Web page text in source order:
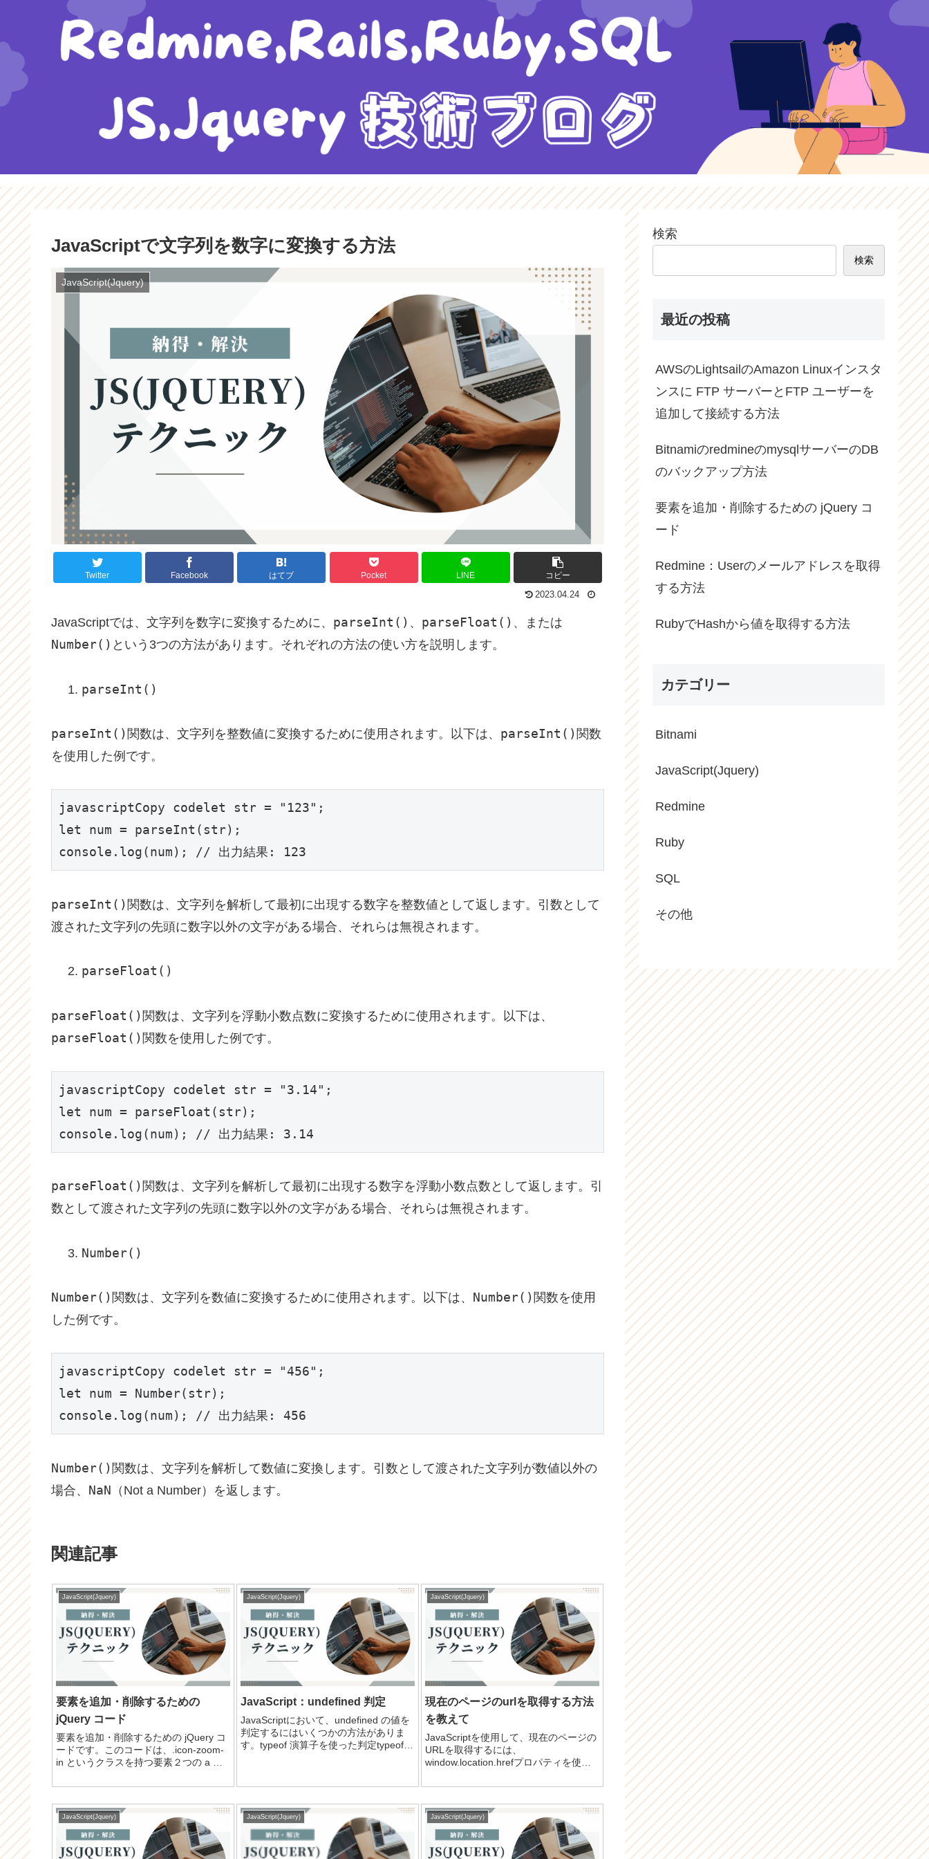
JavaScriptで文字列を数字に変換する方法
JavaScript(Jquery)
Twitter Facebook はてブ Pocket LINE コピー
2023.04.24
JavaScriptでは、文字列を数字に変換するために、 parseInt() 、 parseFloat() 、または
Number() という3つの方法があります。それぞれの方法の使い方を説明します。
parseInt()
parseInt() 関数は、文字列を整数値に変換するために使用されます。以下は、 parseInt() 関数
を使用した例です。
javascriptCopy codelet str = "123";
let num = parseInt(str);
console.log(num); // 出力結果: 123
parseInt() 関数は、文字列を解析して最初に出現する数字を整数値として返します。引数として
渡された文字列の先頭に数字以外の文字がある場合、それらは無視されます。
parseFloat()
parseFloat() 関数は、文字列を浮動小数点数に変換するために使用されます。以下は、
parseFloat() 関数を使用した例です。
javascriptCopy codelet str = "3.14";
let num = parseFloat(str);
console.log(num); // 出力結果: 3.14
parseFloat() 関数は、文字列を解析して最初に出現する数字を浮動小数点数として返します。引
数として渡された文字列の先頭に数字以外の文字がある場合、それらは無視されます。
Number()
Number() 関数は、文字列を数値に変換するために使用されます。以下は、 Number() 関数を使用
した例です。
javascriptCopy codelet str = "456";
let num = Number(str);
console.log(num); // 出力結果: 456
Number() 関数は、文字列を解析して数値に変換します。引数として渡された文字列が数値以外の
場合、 NaN （Not a Number）を返します。
関連記事
JavaScript(Jquery)
要素を追加・削除するための
jQuery コード
要素を追加・削除するための jQuery コ
ードです。このコードは、.icon-zoom-
in というクラスを持つ要素２つの a タ
zoom-out というクラスを持つ span タ
JavaScript(Jquery)
JavaScript：undefined 判定
JavaScriptにおいて、undefined の値を
判定するにはいくつかの方法がありま
す。typeof 演算子を使った判定typeof
JavaScript(Jquery)
現在のページのurlを取得する方法
を教えて
JavaScriptを使用して、現在のページの
URLを取得するには、
window.location.hrefプロパティを使用
を使用して現在のページのURLを取得す
JavaScript(Jquery) JavaScript(Jquery) JavaScript(Jquery)
検索
検索
最近の投稿
AWSのLightsailのAmazon Linuxインスタ
ンスに FTP サーバーとFTP ユーザーを
追加して接続する方法
BitnamiのredmineのmysqlサーバーのDB
のバックアップ方法
要素を追加・削除するための jQuery コ
ード
Redmine：Userのメールアドレスを取得
する方法
RubyでHashから値を取得する方法
カテゴリー
Bitnami
JavaScript(Jquery)
Redmine
Ruby
SQL
その他